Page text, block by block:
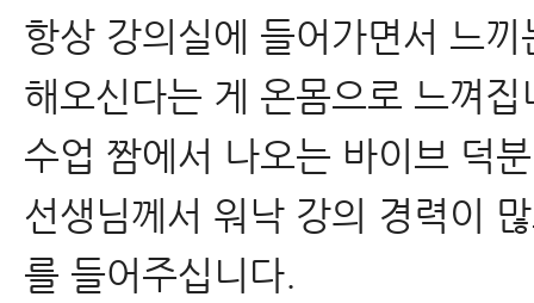
항상 강의실에 들어가면서 느
해오신다는 게 온몸으로 느껴집
수업 짬에서 나오는 바이브 덕
선생님께서 워낙 강의 경력이
를 들어주십니다.